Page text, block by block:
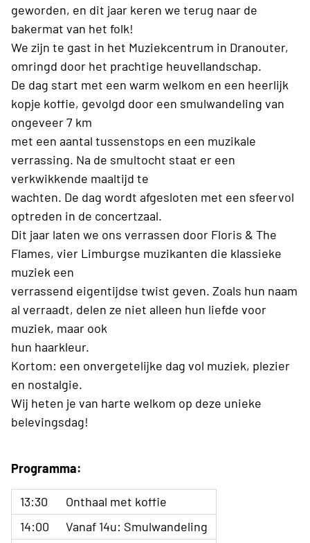
geworden, en dit jaar keren we terug naar de
bakermat van het folk!
We zijn te gast in het Muziekcentrum in Dranouter,
omringd door het prachtige heuvellandschap.
De dag start met een warm welkom en een heerlijk
kopje koffie, gevolgd door een smulwandeling van
ongeveer 7 km
met een aantal tussenstops en een muzikale
verrassing. Na de smultocht staat er een
verkwikkende maaltijd te
wachten. De dag wordt afgesloten met een sfeervol
optreden in de concertzaal.
Dit jaar laten we ons verrassen door Floris & The
Flames, vier Limburgse muzikanten die klassieke
muziek een
verrassend eigentijdse twist geven. Zoals hun naam
al verraadt, delen ze niet alleen hun liefde voor
muziek, maar ook
hun haarkleur.
Kortom: een onvergetelijke dag vol muziek, plezier
en nostalgie.
Wij heten je van harte welkom op deze unieke
belevingsdag!
Programma:
13:30
Onthaal met koffie
14:00
Vanaf 14u: Smulwandeling